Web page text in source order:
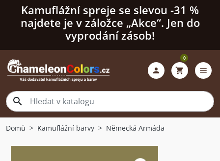
Kamuflážní spreje se slevou -31 %
najdete je v záložce „Akce“. Jen do
vyprodání zásob!

 shopping_cart
0
menu
Domů Kamuflážní barvy Německá Armáda